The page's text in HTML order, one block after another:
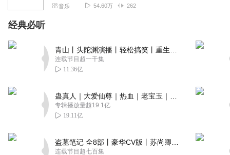
音乐 54.60万 262
经典必听
连载节目超一千集
11.36亿
专辑播放量超19.1亿
19.11亿
连载节目超七百集